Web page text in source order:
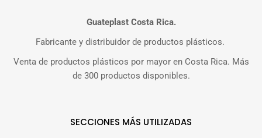
Guateplast Costa Rica.
Fabricante y distribuidor de productos plásticos.
Venta de productos plásticos por mayor en Costa Rica. Más
de 300 productos disponibles.
SECCIONES MÁS UTILIZADAS